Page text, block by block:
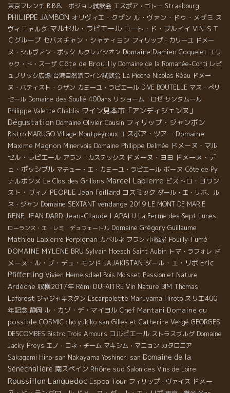
東京フレンチ B.B.B. ボジョレ試飲会 エスポア・ゴトー Strasbourg
PHILIPPE JAMBON オリヴィエ・クザン ル・ヴァン・ドゥ・メザミ ス
ヴィニャルグ マルセル・ラピエール コート・ド・ブルイイ VIN ＳＴ
Ｃグループ セバスチャン・シャティヨン フィリップ・カリーユ ドメー
ヌ・シルヴァン・ボック ルクレアシオン Domaine Damien Coquelet エリ
ック・ド・スーザ Côte de Brouilly Domaine de la Romanée-Conti レピ
ュブリック広場 台湾自然派ワイン試飲会 La Pioche Nicolas Réau ドメー
ヌ・バティスト・クザン カミーユ・ラピエール DIVE BOUTELLE マス・ぺリ
セール Domaine des Soulié 400ans リショーム ロゼ サンタムール
Philippe Valette Chablis ワイン見本市「アンディジェンヌ」
Dégustation Domaine Olivier Cousin フィリップ・ジャンボン
Bistro MARUGO Village Montpeyroux エスポア・ツアー Domaine
Maxime Magnon Minervois Domaine Philippe Delmée ドメーヌ・マル
セル・ラピエール アラン・カステックス ドメーヌ・ヨヨ ドメーヌ・デ
ュ・ポッシブル マチュー・エ・カミーユ・ラピエール ボーヌ Côte de Py
ナルボンヌ Le Clos des Grillons Marcel Lapierre ビストロ・コワン
スト・ヴィノ PEOPLE Jean Foillard コスミック ダール・エ・リボ、ル
ネ・ジャン Domaine SEXTANT vendange 2019 LE MONT DE MARIE
RENE JEAN DARD Jean-Claude LAPALU La Ferme des Sept Lunes
ローランス・エ・レミ・デュフェートル Domaine Grégory Guillaume
Mathieu Lapierre Perpignan カベルネ フラン 小松屋 Pouilly-Fumé
DOMAINE MYLENE BRU Sylvain Hoesch Saint Aubin トマ・ラフォレ ド
メーヌ・ル・ブ・デュ・モンド JAJAKISTAN ダール・エ・リボ Eric
Pfifferling Vivien Hemelsdael Bois Moisset Passion et Nature
Ardèche 収穫2017年 Rémi DUFAITRE Vin Nature BIM Thomas
Laforest ジャジャキスタン Escarpolette Maruyama Hiroto スリエ400
年記念 静岡 ル・カゾ・デ・マイヨル Chef Mantani Domaine du
possible COSMIC cho yukiko san Gilles et Catherine Vergé GEORGES
DESCOMBES Bistro Trois Amours コルビエール ストラスブルグ Domaine
Jacky Preys エノ・コネ・チーム マキシム・マニョン カタロニア
Sakagami Hino-san Nakayama Yoshinori san Domaine de la
Sénèchalière 南スペイン Rhône sud Salon des Vins de Loire
Roussillon Languedoc Espoa Tour フィリップ・ヴァイス ドメー